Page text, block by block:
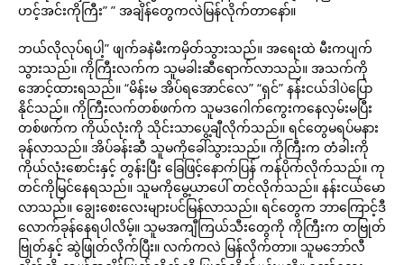
ဟင့်အင်းကိုကြီး” ” အချိန်တွေကလဲမြန်လိုက်တာနော်။
ဘယ်လိုလုပ်ရပါ့” ဖျက်ခနဲမီးကမှိတ်သွားသည်။ အရေးထဲ မီးကပျက်
သွားသည်။ ကိုကြီးလက်က သူမခါးဆီရောက်လာသည်။ အသက်ကို
အောင့်ထားရသည်။ “မိန်းမ အိပ်ရအောင်လေ” “ရှင်” နန်းငယ်ဒါပဲပြော
နိုင်သည်။ ကိုကြီးလက်တစ်ဖက်က သူမဒဂေါက်ကွေးကနေလှမ်းမပြီး
တစ်ဖက်က ကိုယ်လုံးကို သိုင်းသာပွေ့ချီလိုက်သည်။ ရင်တွေမရပ်မနား
ခုန်လာသည်။ အိပ်ခန်းဆီ သူမကိုခေါ်သွားသည်။ ကိုကြီးက တံခါးကို
ကိုယ်လုံးစောင်းနှင့် တွန်းပြီး ခြေဖြင့်နောက်ပြန် ကန်ပိုက်လိုက်သည်။ ကု
တင်ကိုမြင်နေရသည်။ သူမကိုမွေ့ယာပေါ် တင်လိုက်သည်။ နန်းငယ်မော
လာသည်။ ချွေးစေးလေးများပင်မြန်လာသည်။ ရင်တွေက ဘာကြောင့်ဒီ
လောက်ခုန်နေရပါလိမ့်။ သူမအကျီကြယ်သီးတွေကို ကိုကြီးက တဗြုတ်
ဗြုတ်နှင့် ဆွဲဖြုတ်လိုက်ပြီး။ လက်ကလဲ မြန်လိုက်တာ။ သူမဘော်လီ